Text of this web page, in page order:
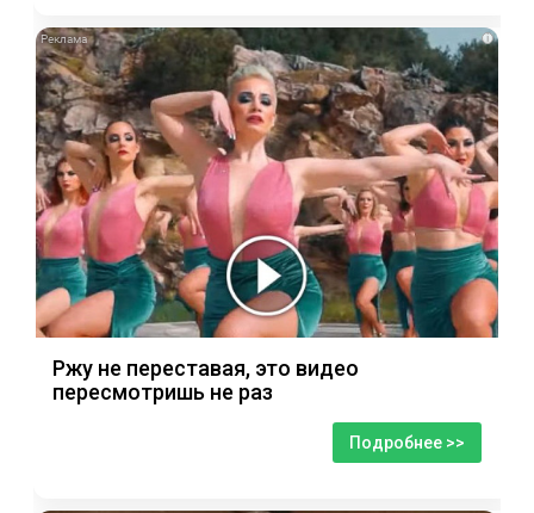
i
Ржу не переставая, это видео
пересмотришь не раз
Подробнее >>